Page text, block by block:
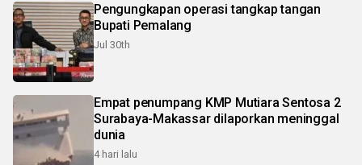
Pengungkapan operasi tangkap tangan
Bupati Pemalang
Jul 30th
Empat penumpang KMP Mutiara Sentosa 2
Surabaya-Makassar dilaporkan meninggal
dunia
4 hari lalu